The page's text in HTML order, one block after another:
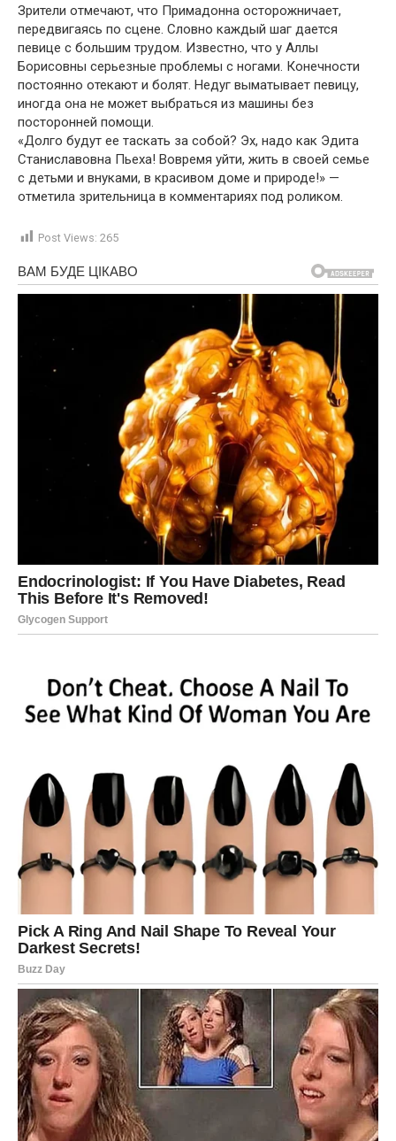
Зрители отмечают, что Примадонна осторожничает,
передвигаясь по сцене. Словно каждый шаг дается
певице с большим трудом. Известно, что у Аллы
Борисовны серьезные проблемы с ногами. Конечности
постоянно отекают и болят. Недуг выматывает певицу,
иногда она не может выбраться из машины без
посторонней помощи.
«Долго будут ее таскать за собой? Эх, надо как Эдита
Станиславовна Пьеха! Вовремя уйти, жить в своей семье
с детьми и внуками, в красивом доме и природе!» —
отметила зрительница в комментариях под роликом.
Post Views: 265